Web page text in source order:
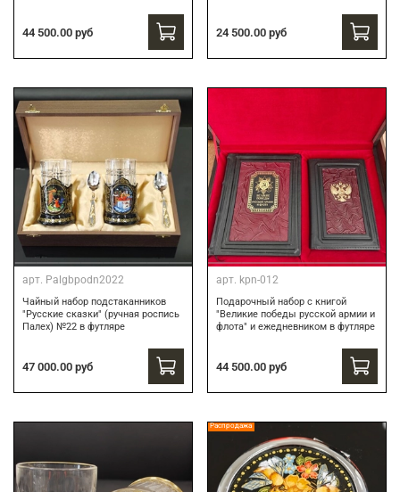
44 500.00 руб 24 500.00 руб
арт. Palgbpodn2022
Чайный набор подстаканников
"Русские сказки" (ручная роспись
Палех) №22 в футляре
47 000.00 руб
арт. kpn-012
Подарочный набор c книгой
"Великие победы русской армии и
флота" и ежедневником в футляре
44 500.00 руб
Распродажа